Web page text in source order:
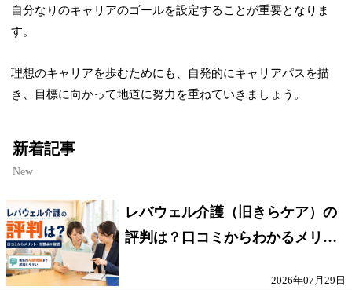
自分なりのキャリアのゴールを設定することが重要となりま
す。
理想のキャリアを歩むためにも、自発的にキャリアパスを描
き、目標に向かって地道に努力を重ねていきましょう。
新着記事
New
レバウェル介護（旧きらケア）の
評判は？口コミからわかるメリッ
2026年07月29日